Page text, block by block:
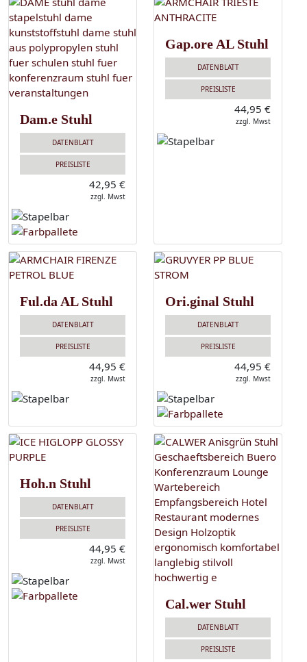
Dam.e Stuhl
DATENBLATT
PREISLISTE
42,95 €
zzgl. Mwst
Gap.ore AL Stuhl
DATENBLATT
PREISLISTE
44,95 €
zzgl. Mwst
Ful.da AL Stuhl
DATENBLATT
PREISLISTE
44,95 €
zzgl. Mwst
Ori.ginal Stuhl
DATENBLATT
PREISLISTE
44,95 €
zzgl. Mwst
Hoh.n Stuhl
DATENBLATT
PREISLISTE
44,95 €
zzgl. Mwst
Cal.wer Stuhl
DATENBLATT
PREISLISTE